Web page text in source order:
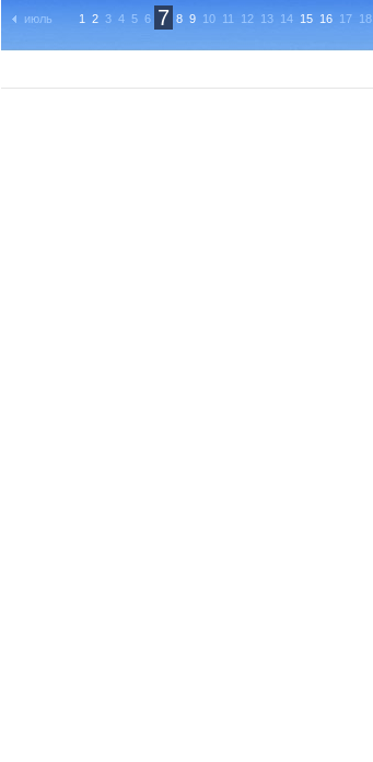
июль 1 2 3 4 5 6 7 8 9 10 11 12 13 14 15 16 17 18